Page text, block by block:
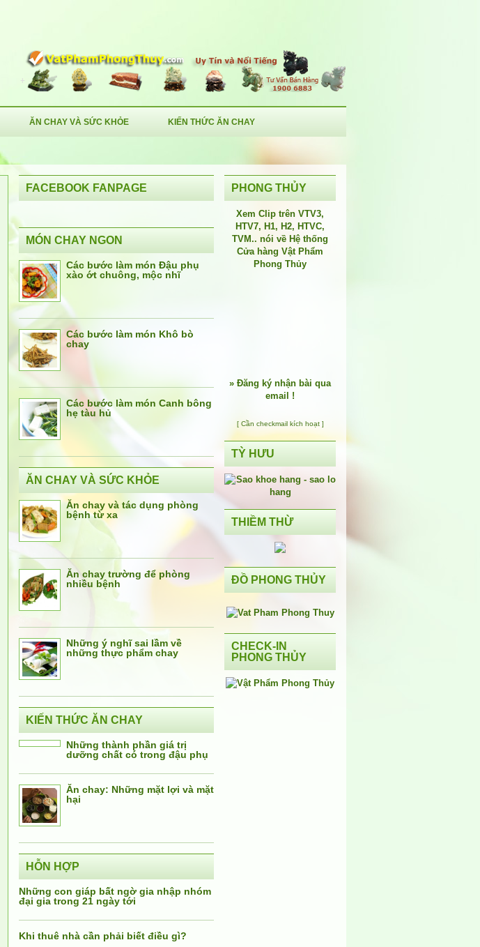
ĂN CHAY VÀ SỨC KHỎE KIẾN THỨC ĂN CHAY
FACEBOOK FANPAGE
MÓN CHAY NGON
Các bước làm món Đậu phụ
xào ớt chuông, mộc nhĩ
Các bước làm món Khô bò
chay
Các bước làm món Canh bông
hẹ tàu hủ
ĂN CHAY VÀ SỨC KHỎE
Ăn chay và tác dụng phòng
bệnh từ xa
Ăn chay trường để phòng
nhiều bệnh
Những ý nghĩ sai lầm về
những thực phẩm chay
KIẾN THỨC ĂN CHAY
Những thành phần giá trị
dưỡng chất có trong đậu phụ
Ăn chay: Những mặt lợi và mặt
hại
HỖN HỢP
Những con giáp bất ngờ gia nhập nhóm
đại gia trong 21 ngày tới
Khi thuê nhà cần phải biết điều gì?
PHONG THỦY
Xem Clip trên VTV3,
HTV7, H1, H2, HTVC,
TVM.. nói về Hệ thống
Cửa hàng Vật Phẩm
Phong Thủy
» Đăng ký nhận bài qua
email !
[ Cần checkmail kích hoạt ]
TỲ HƯU
THIỀM THỪ
ĐỒ PHONG THỦY
CHECK-IN
PHONG THỦY